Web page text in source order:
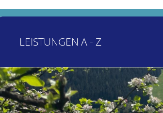
LEISTUNGEN A - Z